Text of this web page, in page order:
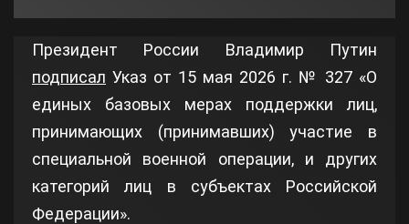
Президент России Владимир Путин
подписал Указ от 15 мая 2026 г. № 327 «О
единых базовых мерах поддержки лиц,
принимающих (принимавших) участие в
специальной военной операции, и других
категорий лиц в субъектах Российской
Федерации».